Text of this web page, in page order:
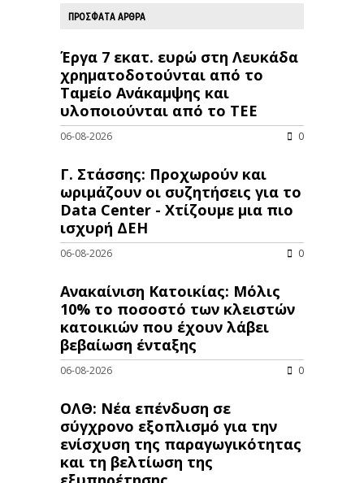
ΠΡΟΣΦΑΤΑ ΑΡΘΡΑ
Έργα 7 εκατ. ευρώ στη Λευκάδα
χρηματοδοτούνται από το
Ταμείο Ανάκαμψης και
υλοποιούνται από το ΤΕΕ
06-08-2026 0
Γ. Στάσσης: Προχωρούν και
ωριμάζουν οι συζητήσεις για το
Data Center - Χτίζουμε μια πιο
ισχυρή ΔΕΗ
06-08-2026 0
Ανακαίνιση Κατοικίας: Μόλις
10% το ποσοστό των κλειστών
κατοικιών που έχουν λάβει
βεβαίωση ένταξης
06-08-2026 0
ΟΛΘ: Νέα επένδυση σε
σύγχρονο εξοπλισμό για την
ενίσχυση της παραγωγικότητας
και τη βελτίωση της